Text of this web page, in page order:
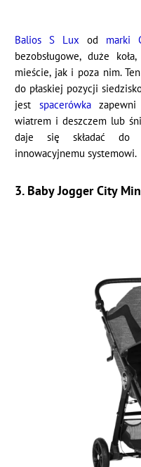
Balios S Lux od marki
bezobsługowe, duże
mieście, jak i poza nim. Ten
do płaskiej pozycji
jest spacerówkazapewni
wiatrem i deszczem lub
daje się składać do
innowacyjnemu systemowi.
3. Baby Jogger City